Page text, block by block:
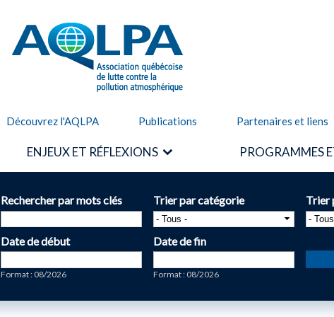
AQLPA
Découvrez l'AQLPA Publications Partenaires et liens
ENJEUX ET RÉFLEXIONS PROGRAMMES
Rechercher par mots clés Trier par catégorie Trier
Date de début
Format : 08/2026
Date de fin
Format : 08/2026